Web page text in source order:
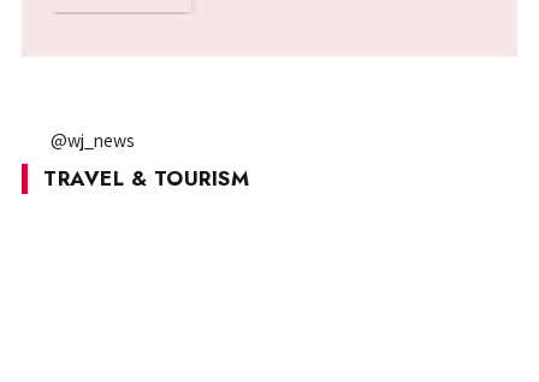
@wj_news
TRAVEL & TOURISM